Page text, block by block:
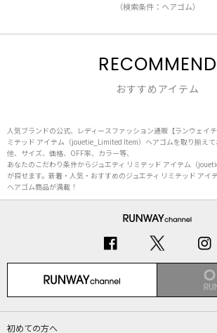
（検索条件：ヘアゴム）
RECOMMEND
おすすめアイテム
人気ブランドの公式、レディースファッション通販【ランウェイ
ミテッド アイテム（jouetie_Limited Item）ヘアゴムを取り揃え
他、サイズ、価格、OFF率、カラー等、
あなたのこだわり条件からジュエティ リミテッド アイテム（
が探せます。新着・人気・おすすめのジュエティ リミテッド アイ
ヘアゴム商品が満載！
初めての方へ